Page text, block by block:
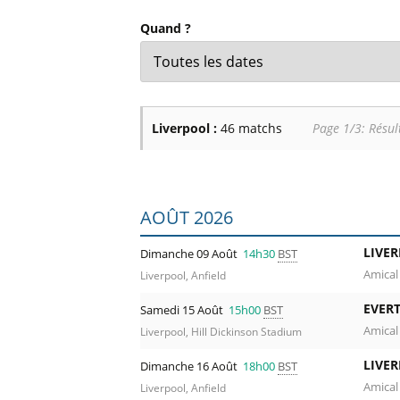
Billets Pro League Belgique
Billets Saudi Pro League
Quand ?
Liverpool : 46 matchs Page 1/3:
Liste des prochains matchs :
AOÛT 2026
Dimanche 09 Août 14h30 BST
Liverpool, Anfield
Samedi 15 Août 15h00 BST
Liverpool, Hill Dickinson Stadium
Dimanche 16 Août 18h00 BST
Liverpool, Anfield